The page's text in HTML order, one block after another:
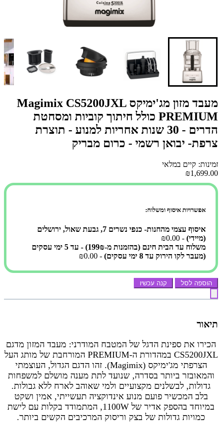
מעבד מזון מג'ימיקס Magimix CS5200JXL
PREMIUM כולל חיתוך קוביות ומסחטת
הדרים - 30 שנות אחריות למנוע - תוצרת
צרפת- יבואן רשמי - כרום מבריק
זמינות: קיים במלאי
₪1,699.00
אפשרויות איסוף ומשלוח:
איסוף עצמי מהחנות- כנפי נשרים 7, גבעת שאול, ירושלים
(מיידי) - ₪0.00
משלוח עד הבית חינם (בהזמנות מ-199₪) - עד 5 ימי עסקים
(מעבר לקו הירוק עד 8 ימי עסקים)
- ₪0.00
הוספה לסל קנה עכשיו
תיאור
הכירו את ספינת הדגל של המטבח המודרני: מעבד המזון מדגם
CS5200JXL במהדורת ה-PREMIUM המורחבת של מותג העל
הצרפתי מג'ימיקס (Magimix). זהו הדגם הגדול, העוצמתי
והמאובזר ביותר בסדרה, שנועד לתת מענה מושלם למשפחות
גדולות, לבשלנים מקצועיים ולמי שאוהב לארח ללא גבולות.
בלב המכשיר פועם מנוע אינדוקציה תעשייתי, אמין ושקט
במיוחד בהספק אדיר של 1100W, המתמודד בקלות עם לישת
כמויות גדולות של בצק וריסוק המרכיבים הקשים ביותר.